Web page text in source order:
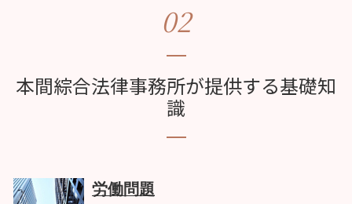
02
本間綜合法律事務所が提供する基礎知
識
労働問題